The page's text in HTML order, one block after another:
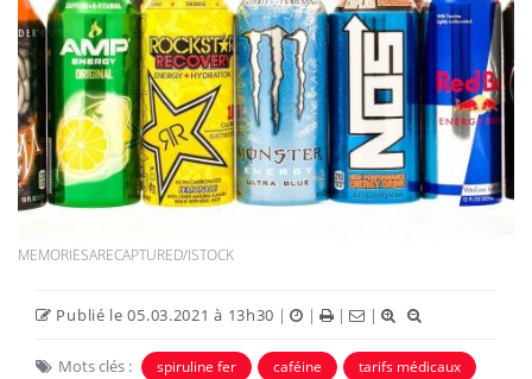
MEMORIESARECAPTURED/ISTOCK
Publié le 05.03.2021 à 13h30 | | | |
Mots clés : spiruline fer caféine
tarifs médicaux